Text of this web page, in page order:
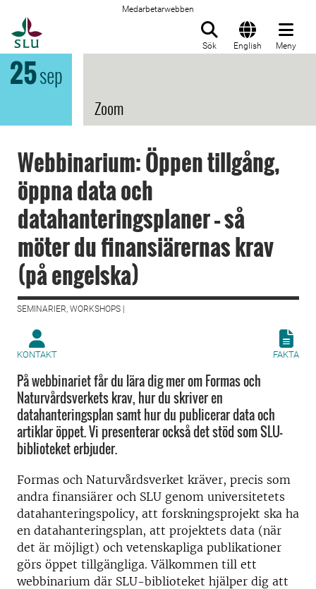
Medarbetarwebben
Sök English Meny
25sep
Zoom
Webbinarium: Öppen tillgång,
öppna data och
datahanteringsplaner – så
möter du finansiärernas krav
(på engelska)
SEMINARIER, WORKSHOPS |
KONTAKT FAKTA
På webbinariet får du lära dig mer om Formas och
Naturvårdsverkets krav, hur du skriver en
datahanteringsplan samt hur du publicerar data och
artiklar öppet. Vi presenterar också det stöd som SLU-
biblioteket erbjuder.
Formas och Naturvårdsverket kräver, precis som
andra finansiärer och SLU genom universitetets
datahanteringspolicy, att forskningsprojekt ska ha
en datahanteringsplan, att projektets data (när
det är möjligt) och vetenskapliga publikationer
görs öppet tillgängliga. Välkommen till ett
webbinarium där SLU-biblioteket hjälper dig att